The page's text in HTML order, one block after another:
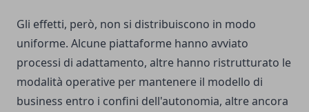
Gli effetti, però, non si distribuiscono in modo
uniforme. Alcune piattaforme hanno avviato
processi di adattamento, altre hanno ristrutturato le
modalità operative per mantenere il modello di
business entro i confini dell'autonomia, altre ancora